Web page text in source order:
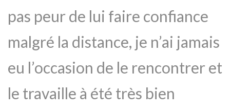
pas peur de lui faire confiance
malgré la distance, je n’ai jamais
eu l’occasion de le rencontrer et
le travaille à été très bien